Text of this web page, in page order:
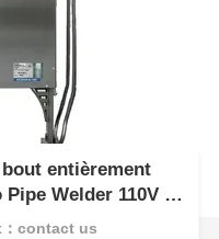
entièrement
Welder 110V -
：contact us